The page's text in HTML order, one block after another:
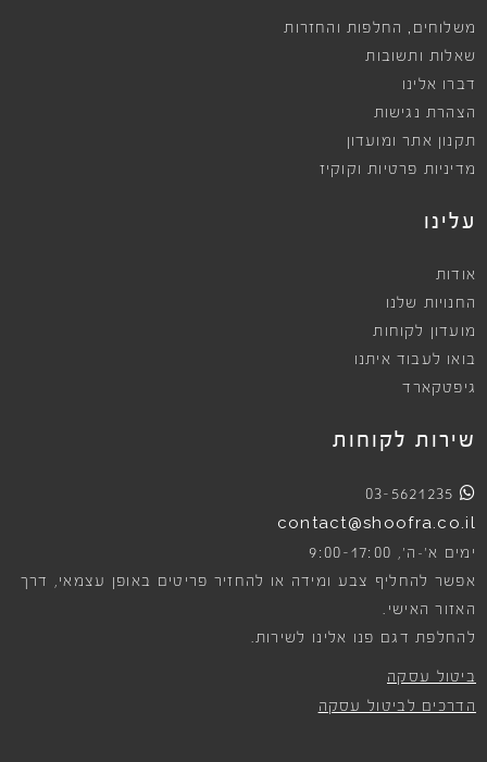
משלוחים , החלפות והחזרות
שאלות ותשובות
דברו אלינו
הצהרת נגישות
תקנון אתר ומועדון
מדיניות פרטיות וקוקיז
עלינו
אודות
החנויות שלנו
מועדון לקוחות
בואו לעבוד איתנו
גיפטקארד
שירות לקוחות
03-5621235
contact@shoofra.co.il
ימים א׳-ה׳, 9:00-17:00
אפשר להחליף צבע ומידה או להחזיר פריטים באופן עצמאי, דרך
האזור האישי.
להחלפת דגם פנו אלינו לשירות.
ביטול עסקה
הדרכים לביטול עסקה